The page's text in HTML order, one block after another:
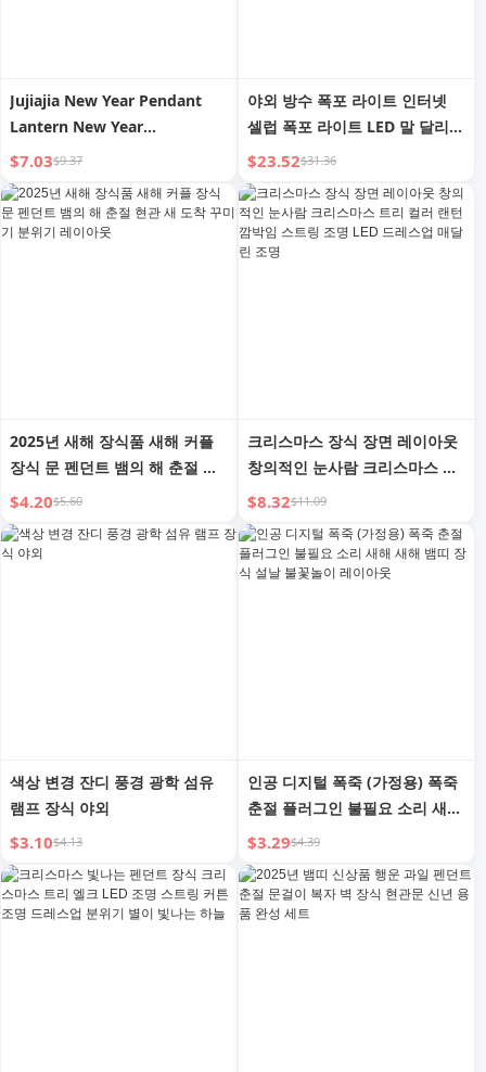
Jujiajia New Year Pendant
Lantern New Year
Decoration Fashionable
Snake Year Fu Character
New Year New Year
Decoration Atmosphere New
$7.03$9.37
야외 방수 폭포 라이트 인터넷
셀럽 폭포 라이트 LED 말 달리기
라이트 스트링 컬러 라이트 레이
아웃 커튼 라이트 로맨틱 장식
라이트
$23.52$31.36
2025년 새해 장식품 새해 커플
장식 문 펜던트 뱀의 해 춘절 현
관 새 도착 꾸미기 분위기 레이
아웃
$4.20$5.60
크리스마스 장식 장면 레이아웃
창의적인 눈사람 크리스마스 트
리 컬러 랜턴 깜박임 스트링 조
명 LED 드레스업 매달린 조명
$8.32$11.09
색상 변경 잔디 풍경 광학 섬유
램프 장식 야외
$3.10$4.13
인공 디지털 폭죽 (가정용) 폭죽
춘절 플러그인 불필요 소리 새해
새해 뱀띠 장식 설날 불꽃놀이
레이아웃
$3.29$4.39